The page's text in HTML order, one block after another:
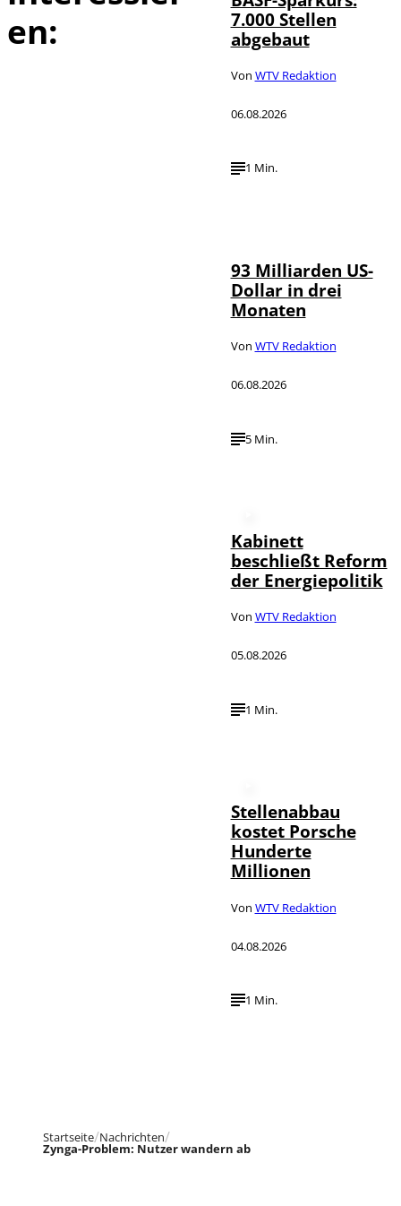
en:
7.000 Stellen
abgebaut
Von WTV Redaktion
06.08.2026
1 Min.
93 Milliarden US-
Dollar in drei
Monaten
Von WTV Redaktion
06.08.2026
5 Min.
Kabinett
beschließt Reform
der Energiepolitik
Von WTV Redaktion
05.08.2026
1 Min.
Stellenabbau
kostet Porsche
Hunderte
Millionen
Von WTV Redaktion
04.08.2026
1 Min.
Startseite Nachrichten
Zynga-Problem: Nutzer wandern ab